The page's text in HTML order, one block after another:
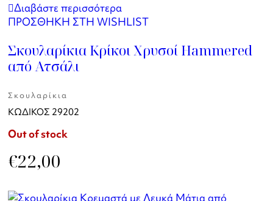
Διαβάστε περισσότερα
ΠΡΟΣΘΗΚΗ ΣΤΗ WISHLIST
Σκουλαρίκια Κρίκοι Χρυσοί Hammered
από Ατσάλι
Σκουλαρίκια
ΚΩΔΙΚΟΣ 29202
Out of stock
€22,00